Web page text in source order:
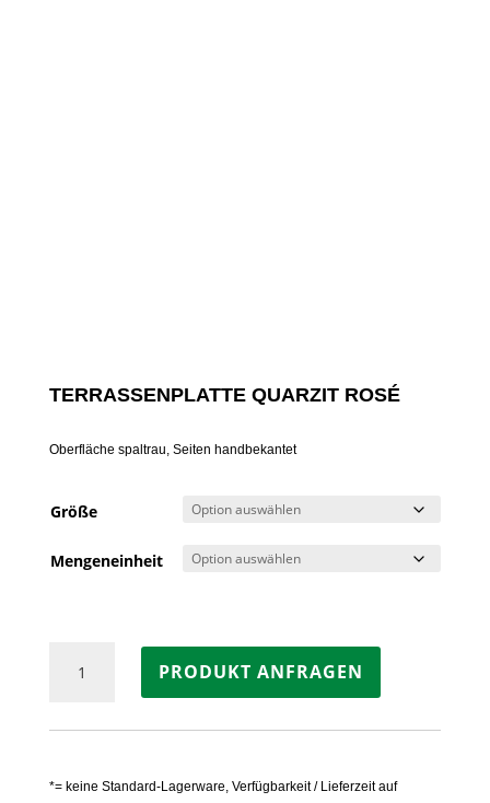
TERRASSENPLATTE QUARZIT ROSÉ
Oberfläche spaltrau, Seiten handbekantet
Größe
Mengeneinheit
Terrassenplatte
QUARZIT
Menge
PRODUKT ANFRAGEN
*= keine Standard-Lagerware, Verfügbarkeit / Lieferzeit auf